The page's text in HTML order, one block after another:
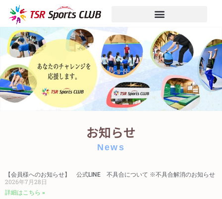
お知らせ
News
【会員様へのお知らせ】 公式LINE 不具合について ※不具合解消のお知らせ
2026年7月28日
詳細はこちら »